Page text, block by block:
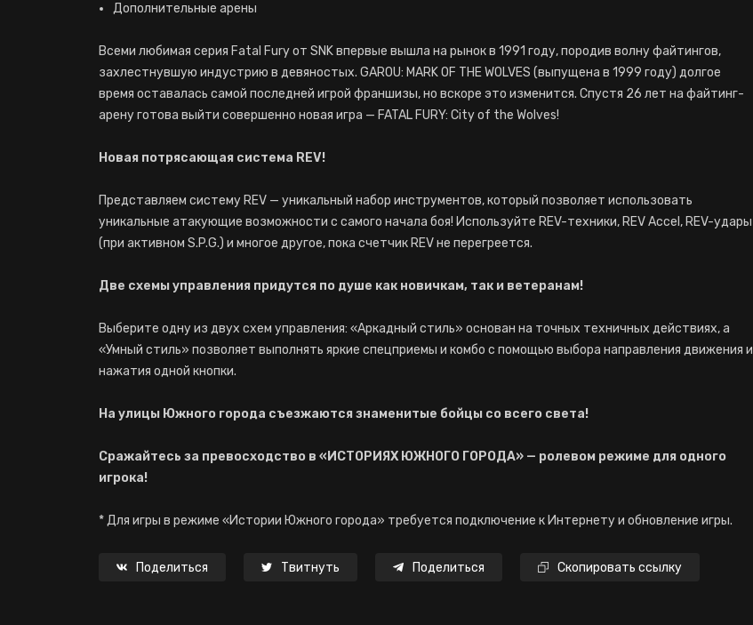
Дополнительные арены
Всеми любимая серия Fatal Fury от SNK впервые вышла на рынок в 1991 году, породив волну файтингов,
захлестнувшую индустрию в девяностых. GAROU: MARK OF THE WOLVES (выпущена в 1999 году) долгое
время оставалась самой последней игрой франшизы, но вскоре это изменится. Спустя 26 лет на файтинг-
арену готова выйти совершенно новая игра — FATAL FURY: City of the Wolves!
Новая потрясающая система REV!
Представляем систему REV — уникальный набор инструментов, который позволяет использовать
уникальные атакующие возможности с самого начала боя! Используйте REV-техники, REV Accel, REV-удары
(при активном S.P.G.) и многое другое, пока счетчик REV не перегреется.
Две схемы управления придутся по душе как новичкам, так и ветеранам!
Выберите одну из двух схем управления: «Аркадный стиль» основан на точных техничных действиях, а
«Умный стиль» позволяет выполнять яркие спецприемы и комбо с помощью выбора направления движения и
нажатия одной кнопки.
На улицы Южного города съезжаются знаменитые бойцы со всего света!
Сражайтесь за превосходство в «ИСТОРИЯХ ЮЖНОГО ГОРОДА» — ролевом режиме для одного
игрока!
* Для игры в режиме «Истории Южного города» требуется подключение к Интернету и обновление игры.
Поделиться Твитнуть Поделиться Скопировать ссылку